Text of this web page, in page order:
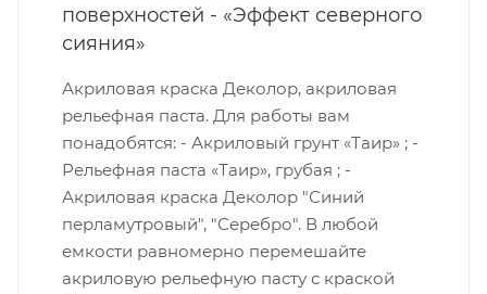
поверхностей - «Эффект северного
сияния»
Акриловая краска Деколор, акриловая
рельефная паста. Для работы вам
понадобятся: - Акриловый грунт «Таир» ; -
Рельефная паста «Таир», грубая ; -
Акриловая краска Деколор "Синий
перламутровый", "Серебро". В любой
емкости равномерно перемешайте
акриловую рельефную пасту с краской